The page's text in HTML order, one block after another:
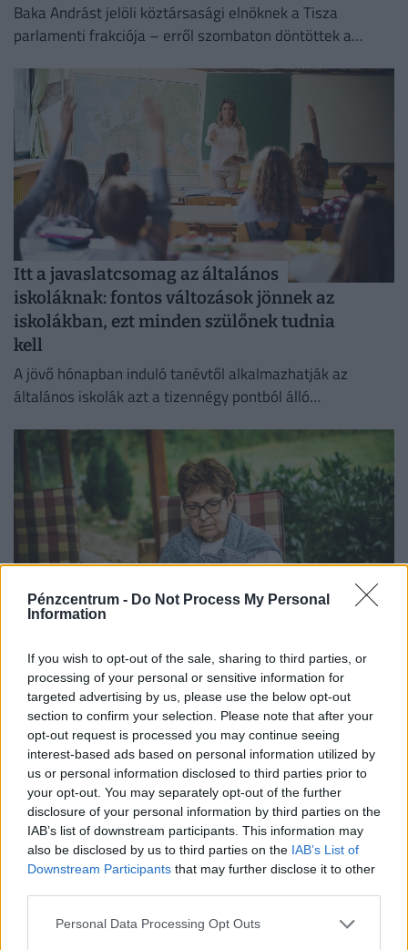
Pénzcentrum - Do Not Process My Personal
Information
If you wish to opt-out of the sale, sharing to third parties, or
processing of your personal or sensitive information for
targeted advertising by us, please use the below opt-out
section to confirm your selection. Please note that after your
opt-out request is processed you may continue seeing
interest-based ads based on personal information utilized by
us or personal information disclosed to third parties prior to
your opt-out. You may separately opt-out of the further
disclosure of your personal information by third parties on the
IAB’s list of downstream participants. This information may
also be disclosed by us to third parties on the IAB’s List of
Downstream Participants that may further disclose it to other
Personal Data Processing Opt Outs
Baka Andrást jelöli köztársasági elnöknek a Tisza
parlamenti frakciója – erről szombaton döntöttek a
Itt a javaslatcsomag az általános
iskoláknak: fontos változások jönnek az
iskolákban, ezt minden szülőnek tudnia
kell
A jövő hónapban induló tanévtől alkalmazhatják az
általános iskolák azt a tizennégy pontból álló
oktatást tenné gyermekközpontúbbá.
Ennyit az őszi nyugdíjemelésről, -prémiumról:
erre már keresztet vethetnek a magyar idősek
- szinte kizárt, hogy megkapják
Összegyűjtöttük, hogy pontosan milyen juttatást
várhatnak ősszel az idősek, és melyekre nem érdemes
idén számítaniuk.